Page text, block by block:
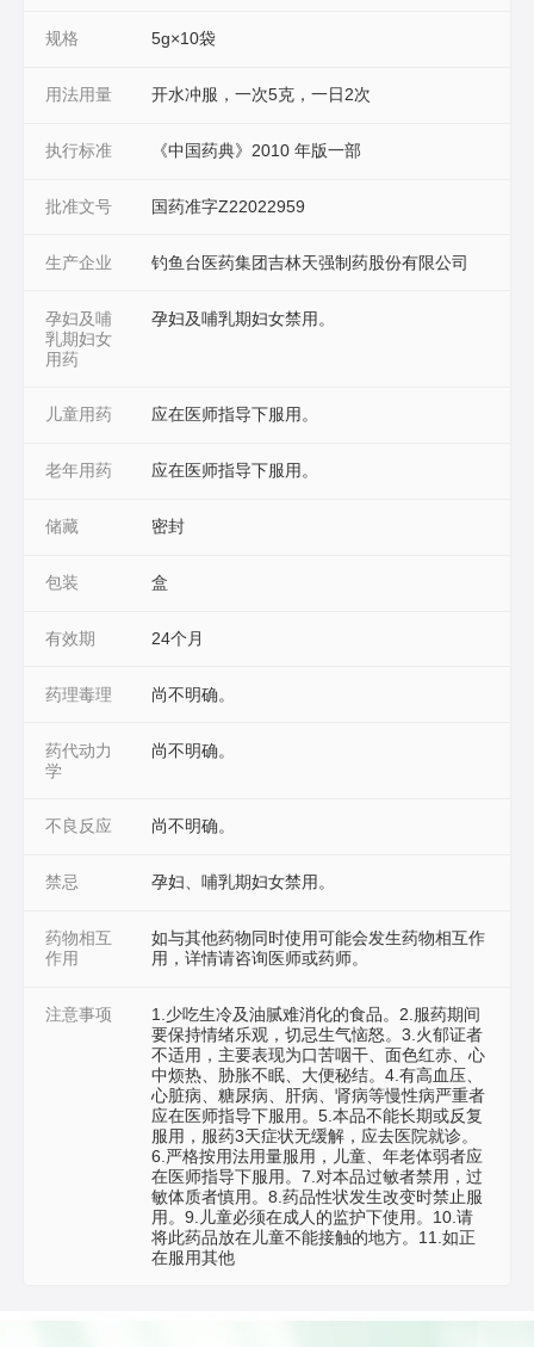
规格 5g×10袋
用法用量 开水冲服，一次5克，一日2次
执行标准 《中国药典》2010 年版一部
批准文号 国药准字Z22022959
生产企业 钓鱼台医药集团吉林天强制药股份有限公司
孕妇及哺
乳期妇女
用药
孕妇及哺乳期妇女禁用。
儿童用药 应在医师指导下服用。
老年用药 应在医师指导下服用。
储藏 密封
包装 盒
有效期 24个月
药理毒理 尚不明确。
药代动力
学
尚不明确。
不良反应 尚不明确。
禁忌 孕妇、哺乳期妇女禁用。
药物相互
作用
如与其他药物同时使用可能会发生药物相互作
用，详情请咨询医师或药师。
注意事项
1.少吃生冷及油腻难消化的食品。2.服药期间
要保持情绪乐观，切忌生气恼怒。3.火郁证者
不适用，主要表现为口苦咽干、面色红赤、心
中烦热、胁胀不眠、大便秘结。4.有高血压、
心脏病、糖尿病、肝病、肾病等慢性病严重者
应在医师指导下服用。5.本品不能长期或反复
服用，服药3天症状无缓解，应去医院就诊。
6.严格按用法用量服用，儿童、年老体弱者应
在医师指导下服用。7.对本品过敏者禁用，过
敏体质者慎用。8.药品性状发生改变时禁止服
用。9.儿童必须在成人的监护下使用。10.请
将此药品放在儿童不能接触的地方。11.如正
在服用其他